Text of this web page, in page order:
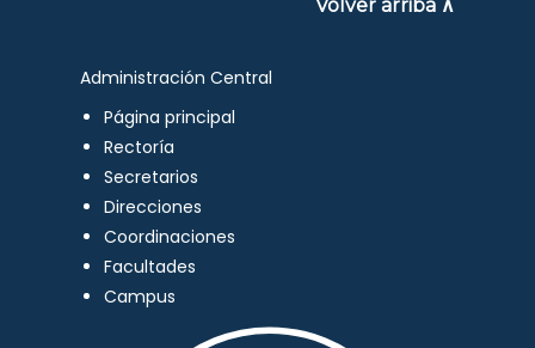
Volver arriba ∧
Administración Central
Página principal
Rectoría
Secretarios
Direcciones
Coordinaciones
Facultades
Campus